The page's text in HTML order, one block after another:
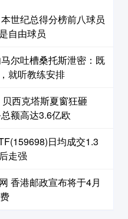
世纪总得分榜前八球员
自由球员
尔吐槽桑托斯泄密：既
就听教练安排
西克塔斯夏窗狂砸
额高达3.6亿欧
日均成交1.3
走强
香港邮政宣布将于4月